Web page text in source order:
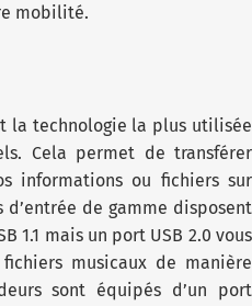
mobilité.
la technologie la plus utilisée
Cela permet de transférer
informations ou fichiers sur
de gamme disposent
1.1 mais un port USB 2.0 vous
musicaux de manière
sont équipés d’un port